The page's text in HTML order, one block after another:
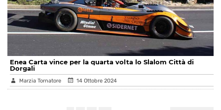
Enea Carta vince per la quarta volta lo Slalom Città di
Dorgali
Marzia Tornatore 14 Ottobre 2024